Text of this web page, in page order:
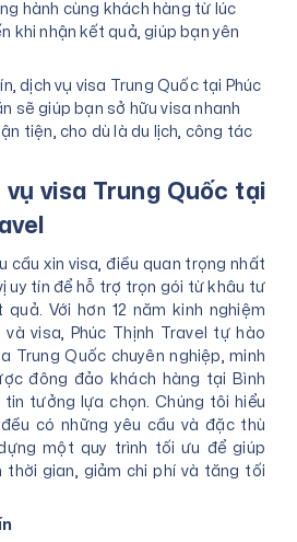
hành cùng khách hàng từ lúc
khi nhận kết quả, giúp bạn yên
dịch vụ visa Trung Quốc tại Phúc
sẽ giúp bạn sở hữu visa nhanh
tiện, cho dù là du lịch, công tác
visa Trung Quốc tại
cầu xin visa, điều quan trọng nhất
uy tín để hỗ trợ trọn gói từ khâu tư
Với hơn 12 năm kinh nghiệm
visa, Phúc Thịnh Travel tự hào
Trung Quốc chuyên nghiệp, minh
đông đảo khách hàng tại Bình
tin tưởng lựa chọn. Chúng tôi hiểu
có những yêu cầu và đặc thù
một quy trình tối ưu để giúp
gian, giảm chi phí và tăng tối